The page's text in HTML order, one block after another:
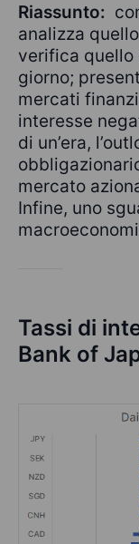
Riassunto:
analizza
verifica quello
giorno;
mercati
interesse
di un’era,
mercato
Infine, uno
Tassi di
Bank of